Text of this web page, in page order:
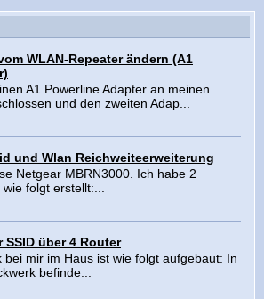
WLAN-Repeater ändern (A1
A1 Powerline Adapter an meinen
und den zweiten Adap...
und Wlan Reichweiteerweiterung
Netgear MBRN3000. Ich habe 2
folgt erstellt:...
über 4 Router
bei mir im Haus ist wie folgt aufgebaut: In
befinde...